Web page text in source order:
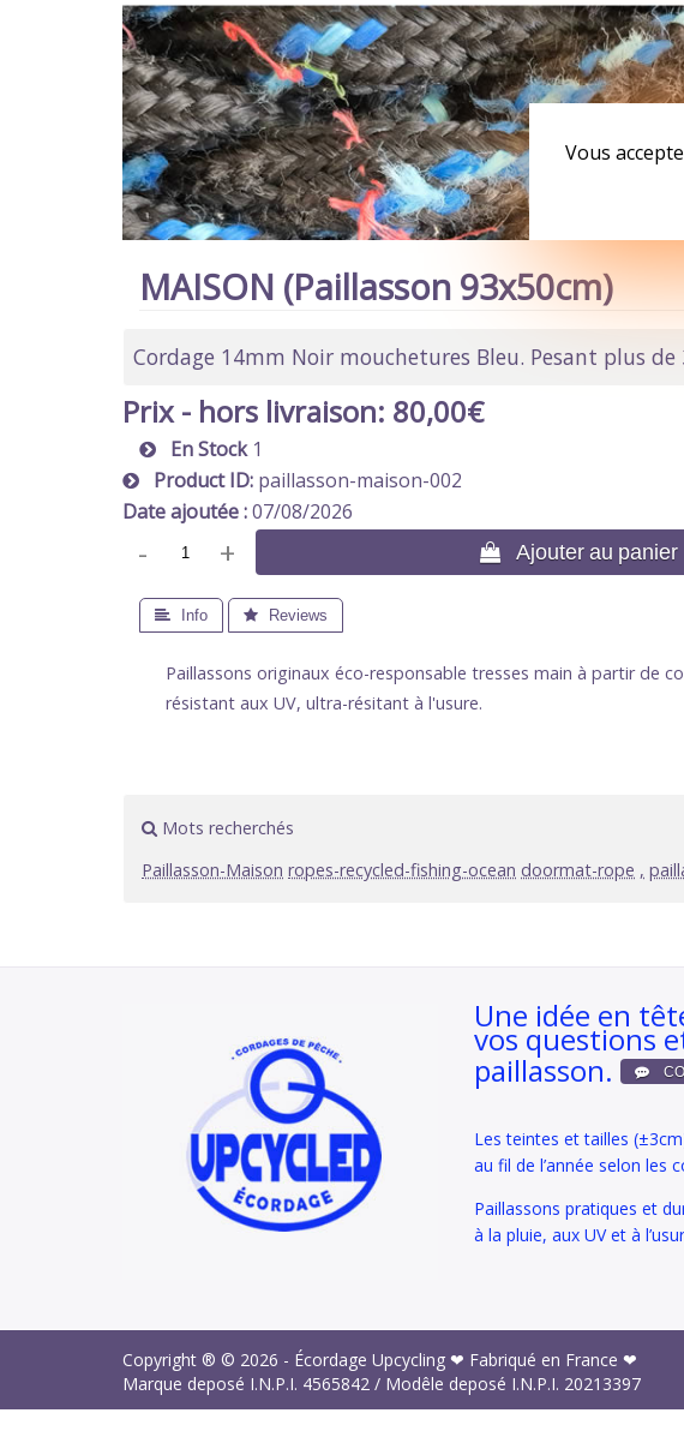
MAISON (Paillasson 93x50cm)
Cordage 14mm Noir mouchetures Bleu. Pesant plus
Prix - hors livraison: 80,00€
En Stock1
Product ID paillasson-maison-002
Date ajoutée 07/08/2026
- +  Ajouter au panier
 Info  Reviews
Paillassons originaux éco-responsable tresses main à partir de
résistant aux UV, ultra-résitant à l'usure.
Mots recherchés
Paillasson-Maison ropes-recycled-fishing-ocean doormat-rope ,
Une idée en
vos questions
paillasson.
Les teintes et tailles
au fil de l’année selon les
Paillassons pratiques et
à la pluie, aux UV et à
Copyright ® © 2026 - Écordage Upcycling ❤ Fabriqué en France ❤
Marque deposé I.N.P.I. 4565842 / Modêle deposé I.N.P.I. 20213397
Vous